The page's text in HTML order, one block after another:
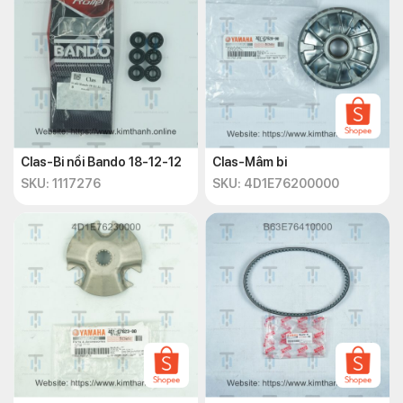
Clas-Bi nồi Bando 18-12-12
SKU: 1117276
Clas-Mâm bi
SKU: 4D1E76200000